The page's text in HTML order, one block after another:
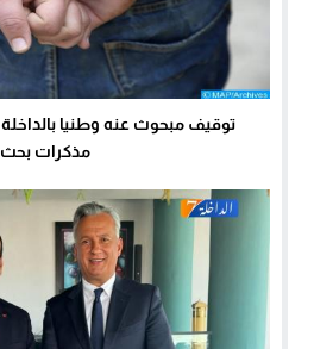
توقيف مبحوث عنه وطنيا
مذكرات بحث